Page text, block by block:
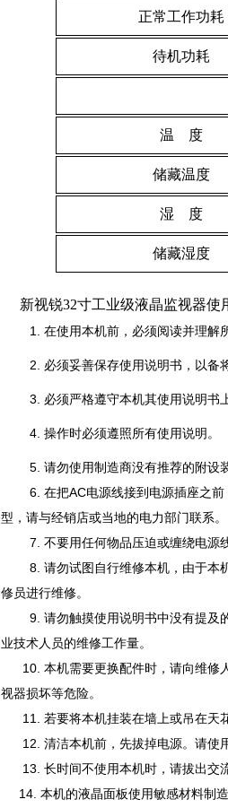
正常工作功耗
待机功耗
温 度
储藏温度
湿 度
储藏湿度
新视锐32寸工业级液晶监视器使
1. 在使用本机前，必须阅读并理解所
2. 必须妥善保存使用说明书，以备
3. 必须严格遵守本机其使用说明书上
4. 操作时必须遵照所有使用说明。
5. 请勿使用制造商没有推荐的附设装
6. 在把AC电源线接到电源插座之
型，请与经销店或当地的电力部门联系。
7. 不要用任何物品压迫或缠绕电源
8. 请勿试图自行维修本机，由于本
修员进行维修。
9. 请勿触摸使用说明书中没有提及
业技术人员的维修工作量。
10. 本机需要更换配件时，请向维修
视器损坏等危险。
11. 若要将本机挂装在墙上或吊在天
12. 清洁本机前，先拔掉电源。请使
13. 长时间不使用本机时，请拔出交
14. 本机的液晶面板使用敏感材料制